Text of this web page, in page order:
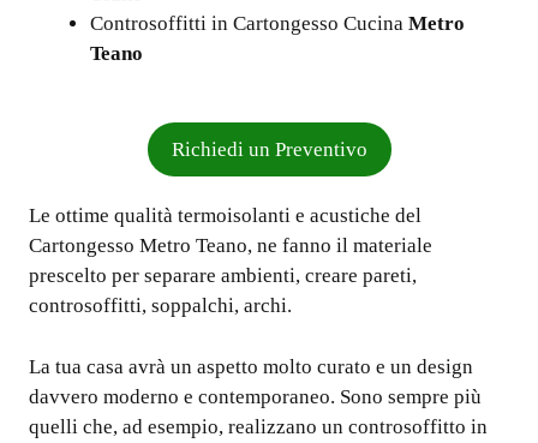
Controsoffitti in Cartongesso Cucina Metro
Teano
Richiedi un Preventivo
Le ottime qualità termoisolanti e acustiche del
Cartongesso Metro Teano, ne fanno il materiale
prescelto per separare ambienti, creare pareti,
controsoffitti, soppalchi, archi.
La tua casa avrà un aspetto molto curato e un design
davvero moderno e contemporaneo. Sono sempre più
quelli che, ad esempio, realizzano un controsoffitto in